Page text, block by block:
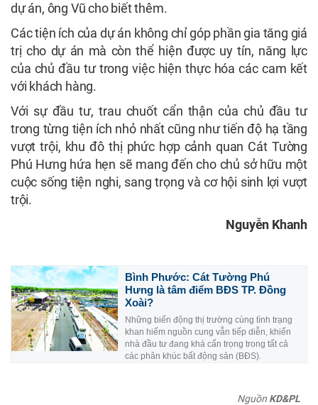
dự án, ông Vũ cho biết thêm.
Các tiện ích của dự án không chỉ góp phần gia tăng giá
trị cho dự án mà còn thể hiện được uy tín, năng lực
của chủ đầu tư trong việc hiện thực hóa các cam kết
với khách hàng.
Với sự đầu tư, trau chuốt cẩn thận của chủ đầu tư
trong từng tiện ích nhỏ nhất cũng như tiến độ hạ tầng
vượt trội, khu đô thị phức hợp cảnh quan Cát Tường
Phú Hưng hứa hẹn sẽ mang đến cho chủ sở hữu một
cuộc sống tiện nghi, sang trọng và cơ hội sinh lợi vượt
trội.
Nguyễn Khanh
Bình Phước: Cát Tường Phú
Hưng là tâm điểm BĐS TP. Đồng
Xoài?
Những biến động thị trường cùng tình trạng
khan hiếm nguồn cung vẫn tiếp diễn, khiến
nhà đầu tư đang khá cẩn trọng trong tất cả
các phân khúc bất động sản (BĐS).
Nguồn KD&PL